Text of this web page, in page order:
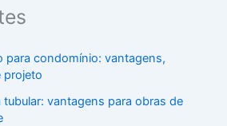
para condomínio: vantagens,
projeto
tubular: vantagens para obras de